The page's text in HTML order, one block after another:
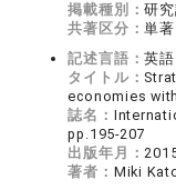
掲載種別：研究
共著区分：単著
記述言語：英語
タイトル：
economies
誌名：
pp.195-207
出版年月：
著者： Miki